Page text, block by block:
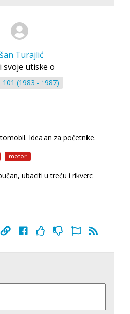
Turajlić
svoje utiske o
101 (1983 - 1987)
Idealan za početnike.
motor
ubaciti u treću i rikverc